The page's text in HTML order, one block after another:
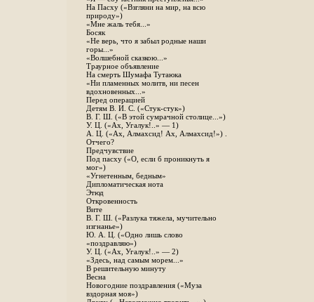
На Пасху («Взгляни на мир, на всю
природу»)
«Мне жаль тебя...»
Босяк
«Не верь, что я забыл родные наши
горы...»
«Волшебной сказкою...»
Траурное объявление
На смерть Шумафа Тутаюка
«Ни пламенных молитв, ни песен
вдохновенных...»
Перед операцией
Детям В. И. С. («Стук-стук»)
В. Г. Ш. («В этой сумрачной столице...»)
У. Ц. («Ах, Угалук!..» — 1)
А. Ц. («Ах, Алмахсид! Ах, Алмахсид!») .
Отчего?
Предчувствие
Под пасху («О, если б проникнуть я
мог»)
«Угнетенным, бедным»
Дипломатическая нота
Этюд
Откровенность
Вите
B. Г. Ш. («Разлука тяжела, мучительно
изгнанье»)
Ю. А. Ц. («Одно лишь слово
«поздравляю»)
У. Ц. («Ах, Угалук!..» — 2)
«Здесь, над самым морем...»
В решительную минуту
Весна
Новогодние поздравления («Муза
вздорная моя»)